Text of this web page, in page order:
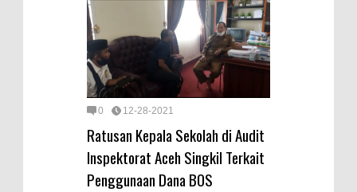
0 12-28-2021
Ratusan Kepala Sekolah di Audit
Inspektorat Aceh Singkil Terkait
Penggunaan Dana BOS